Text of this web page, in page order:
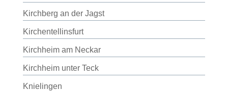
Kirchberg an der Jagst
Kirchentellinsfurt
Kirchheim am Neckar
Kirchheim unter Teck
Knielingen